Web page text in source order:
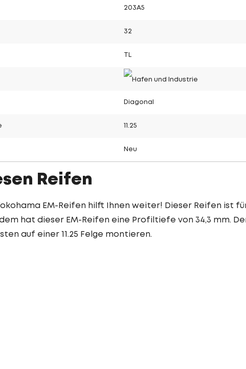
203A5
32
Diagonal
11.25
Neu
Reifen
EM-Reifen hilft Ihnen weiter! Dieser Reifen ist
hat dieser EM-Reifen eine Profiltiefe von 34,3 mm.
auf einer 11.25 Felge montieren.